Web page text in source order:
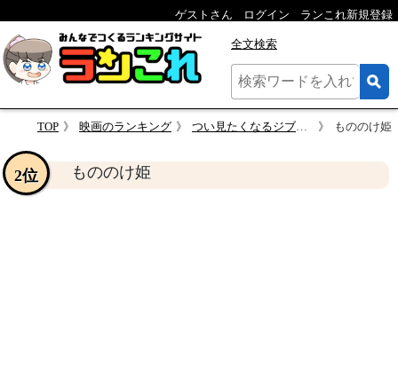
ゲストさん ログイン ランこれ新規登録
全文検索
TOP 映画のランキング つい見たくなるジブリ映画 もののけ姫
もののけ姫
2位